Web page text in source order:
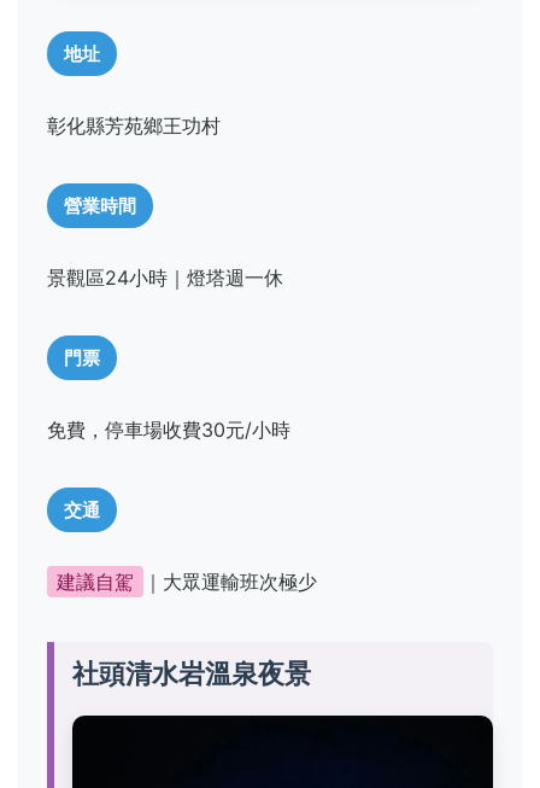
地址
彰化縣芳苑鄉王功村
營業時間
景觀區24小時｜燈塔週一休
門票
免費，停車場收費30元/小時
交通
建議自駕 ｜大眾運輸班次極少
社頭清水岩溫泉夜景